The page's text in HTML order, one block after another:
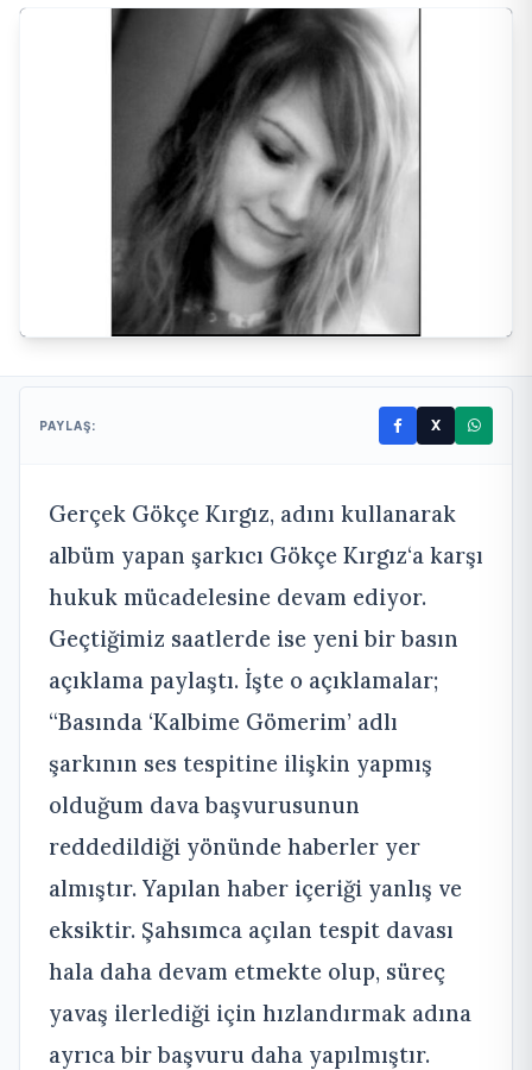
PAYLAŞ: X
Gerçek Gökçe Kırgız, adını kullanarak
albüm yapan şarkıcı Gökçe Kırgız‘a karşı
hukuk mücadelesine devam ediyor.
Geçtiğimiz saatlerde ise yeni bir basın
açıklama paylaştı. İşte o açıklamalar;
“Basında ‘Kalbime Gömerim’ adlı
şarkının ses tespitine ilişkin yapmış
olduğum dava başvurusunun
reddedildiği yönünde haberler yer
almıştır. Yapılan haber içeriği yanlış ve
eksiktir. Şahsımca açılan tespit davası
hala daha devam etmekte olup, süreç
yavaş ilerlediği için hızlandırmak adına
ayrıca bir başvuru daha yapılmıştır.